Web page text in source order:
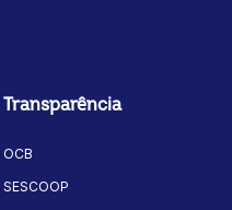
Transparência
OCB
SESCOOP